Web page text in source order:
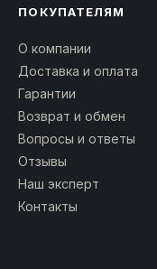
ПОКУПАТЕЛЯМ
О компании
Доставка и оплата
Гарантии
Возврат и обмен
Вопросы и ответы
Отзывы
Наш эксперт
Контакты